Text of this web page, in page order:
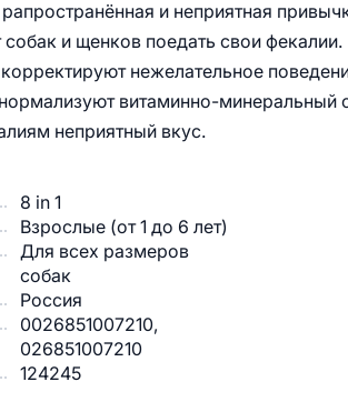
и неприятная
и щенков поедать свои фекалии.
нежелательное
витаминно-минеральный
неприятный вкус.
8 in 1
Взрослые (от 1 до 6 лет)
Для всех размеров
собак
Россия
0026851007210,
026851007210
124245